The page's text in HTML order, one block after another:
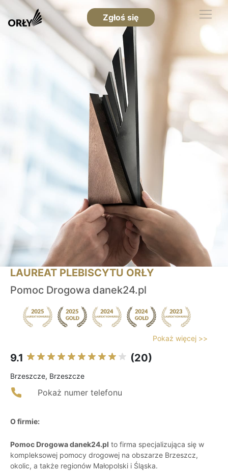
Zgłoś się
LAUREAT PLEBISCYTU ORŁY
Pomoc Drogowa danek24.pl
Pokaż więcej >>
9.1 (20)
Brzeszcze, Brzeszcze
Pokaż numer telefonu
O firmie:
Pomoc Drogowa danek24.pl to firma specjalizująca się w
kompleksowej pomocy drogowej na obszarze Brzeszcz,
okolic, a także regionów Małopolski i Śląska.